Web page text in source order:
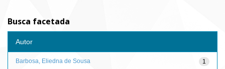
Busca facetada
Autor
1
Barbosa, Eliedna de Sousa